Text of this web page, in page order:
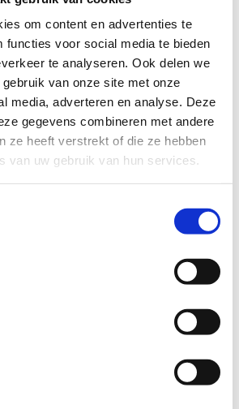
om content en advertenties te
functies voor social media te bieden
te analyseren. Ook delen we
van onze site met onze
media, adverteren en analyse. Deze
gegevens combineren met andere
ze heeft verstrekt of die ze hebben
van uw gebruik van hun services.
ja
Van Raam
kinderen: ja